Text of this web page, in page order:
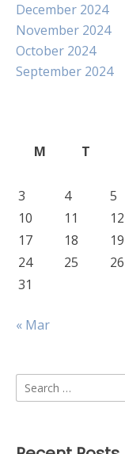
December 2024
November 2024
October 2024
September 2024
M
T
3
4 5
10
11 12
17
18 19
24
25 26
31
« Mar
Search
for: